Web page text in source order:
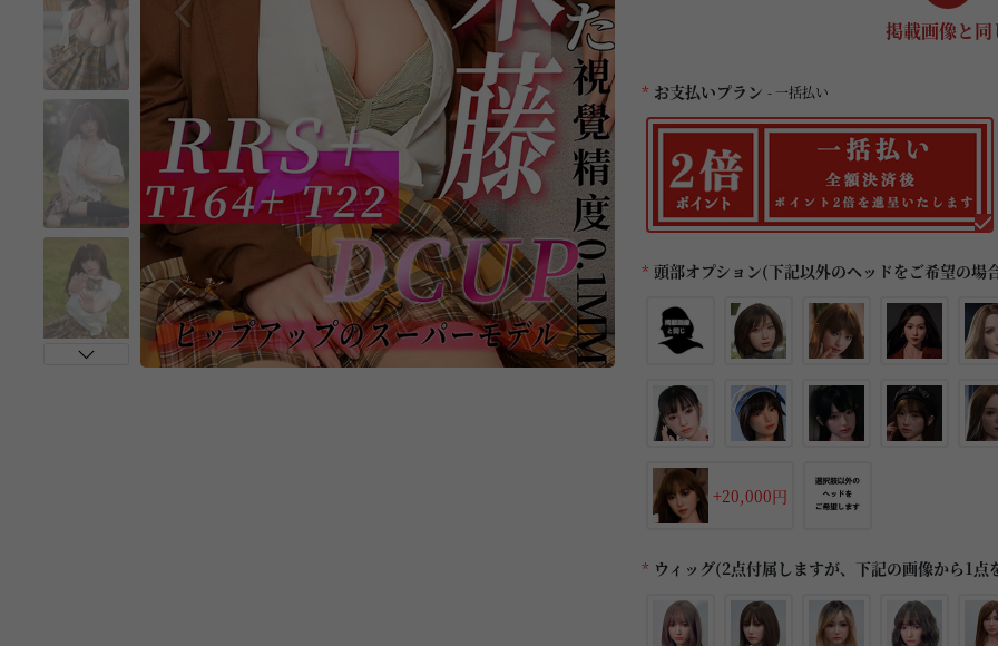
掲載画像と同
* お支払いプラン - 一括払い
* 頭部オプション(下記以外のヘッドをご希望の
+20,000円
* ウィッグ(2点付属しますが、下記の画像から1